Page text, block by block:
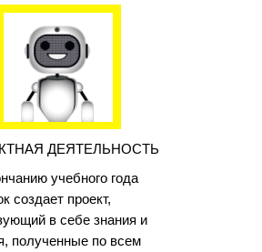
учебного года
создает проект,
в себе знания и
полученные по всем
ДЕЯТЕЛЬНОСТЬ